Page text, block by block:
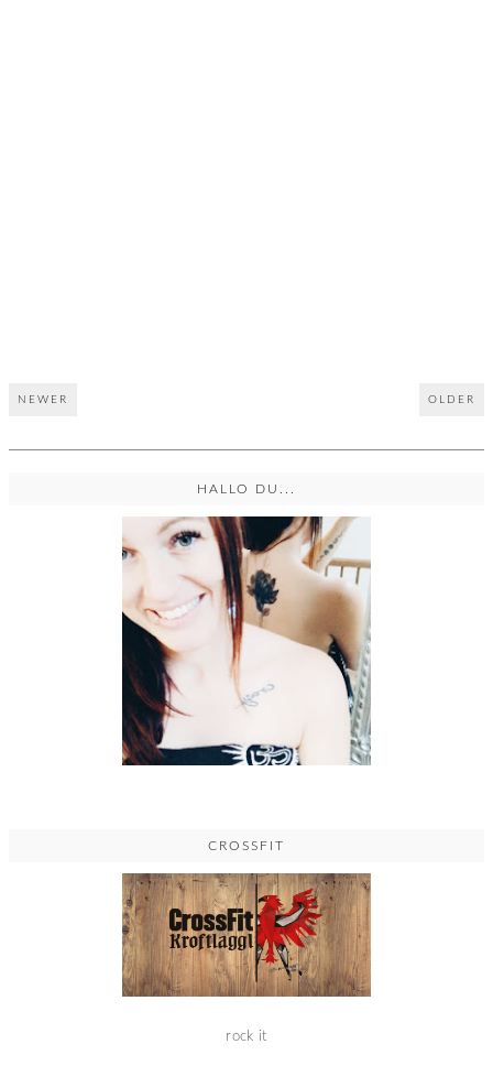
NEWER OLDER
HALLO DU...
CROSSFIT
rock it